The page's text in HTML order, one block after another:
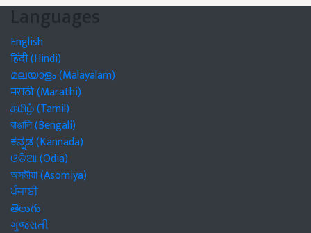
Languages
English
हिंदी (Hindi)
മലയാളം (Malayalam)
मराठी (Marathi)
தமிழ் (Tamil)
বাঙালি (Bengali)
ಕನ್ನಡ (Kannada)
ଓଡିଆ (Odia)
অসমীয়া (Asomiya)
ਪੰਜਾਬੀ
తెలుగు
ગુજરાતી